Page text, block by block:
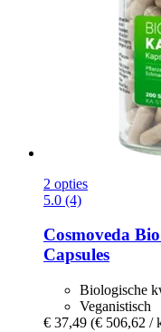
2 opties
5.0 (4)
Cosmoveda
Capsules
Biologische
Veganistisch
€ 37,49 (€ 506,62 /